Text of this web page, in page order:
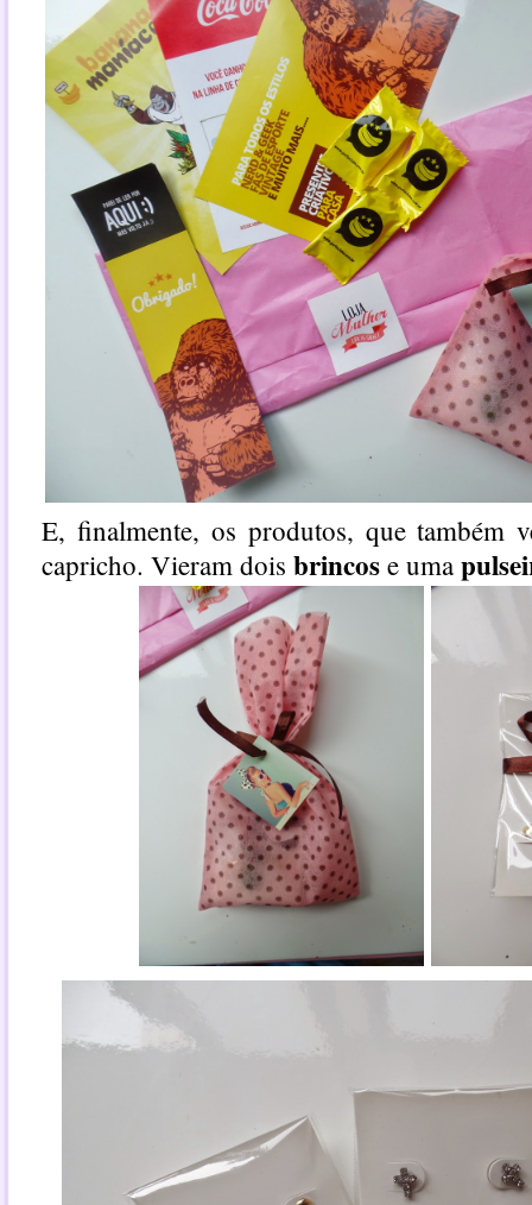
E, finalmente, os produtos, que também
capricho. Vieram dois brincos e uma